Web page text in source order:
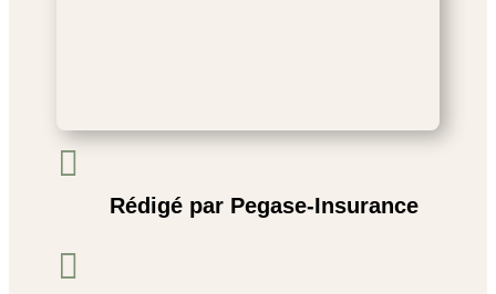

Rédigé par Pegase-Insurance
